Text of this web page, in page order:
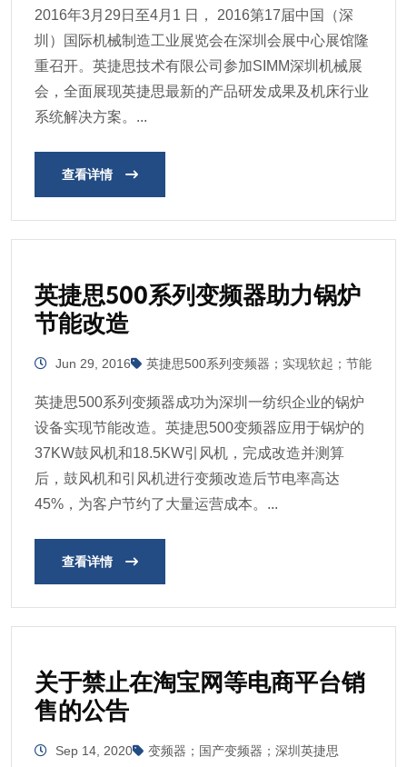
2016年3月29日至4月1 日， 2016第17届中国（深
圳）国际机械制造工业展览会在深圳会展中心展馆隆
重召开。英捷思技术有限公司参加SIMM深圳机械展
会，全面展现英捷思最新的产品研发成果及机床行业
系统解决方案。...
查看详情
英捷思500系列变频器助力锅炉
节能改造
Jun 29, 2016 英捷思500系列变频器；实现软起；节能
英捷思500系列变频器成功为深圳一纺织企业的锅炉
设备实现节能改造。英捷思500变频器应用于锅炉的
37KW鼓风机和18.5KW引风机，完成改造并测算
后，鼓风机和引风机进行变频改造后节电率高达
45%，为客户节约了大量运营成本。...
查看详情
关于禁止在淘宝网等电商平台销
售的公告
Sep 14, 2020 变频器；国产变频器；深圳英捷思